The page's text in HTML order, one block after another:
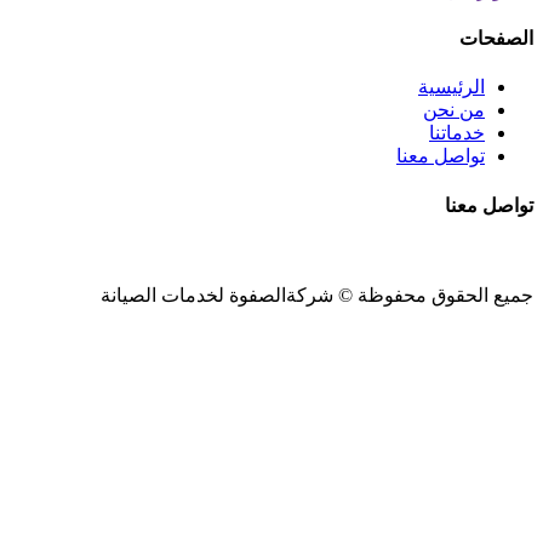
الصفحات
الرئيسية
من نحن
خدماتنا
تواصل معنا
تواصل معنا
جميع الحقوق محفوظة © شركةالصفوة لخدمات الصيانة